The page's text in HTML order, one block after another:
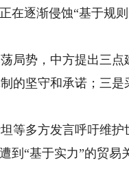
在逐渐侵蚀“基于规
势，中方提出三点
的坚守和承诺；三
多方发言呼吁维护
到“基于实力”的贸易